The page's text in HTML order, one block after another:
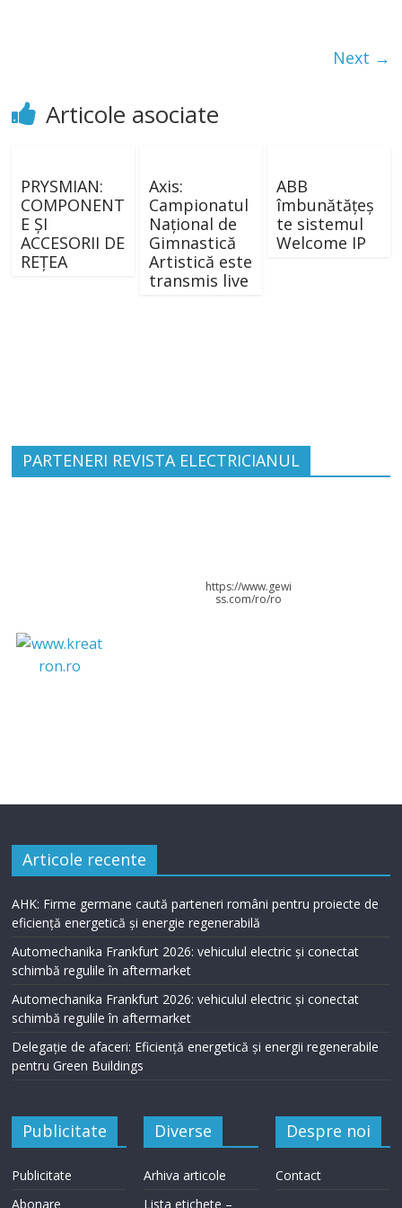
Next →
Articole asociate
PRYSMIAN:
COMPONENT
E ȘI
ACCESORII DE
REȚEA
Axis:
Campionatul
Național de
Gimnastică
Artistică este
transmis live
ABB
îmbunătățeș
te sistemul
Welcome IP
PARTENERI REVISTA ELECTRICIANUL
https://www.gewi
ss.com/ro/ro
Articole recente
AHK: Firme germane caută parteneri români pentru proiecte de
eficiență energetică și energie regenerabilă
Automechanika Frankfurt 2026: vehiculul electric și conectat
schimbă regulile în aftermarket
Automechanika Frankfurt 2026: vehiculul electric și conectat
schimbă regulile în aftermarket
Delegație de afaceri: Eficiență energetică și energii regenerabile
pentru Green Buildings
Publicitate
Publicitate
Abonare
Diverse
Arhiva articole
Lista etichete –
Despre noi
Contact